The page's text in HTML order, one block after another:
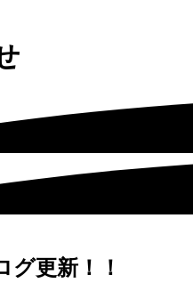
更新！！